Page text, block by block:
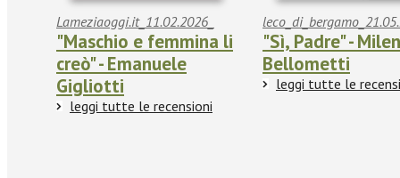
Lameziaoggi.it_11.02.2026_
"Maschio e femmina li
creò" - Emanuele
Gigliotti
leggi tutte le recensioni
"Sì, Padre" -
Bellometti
leggi tutte le